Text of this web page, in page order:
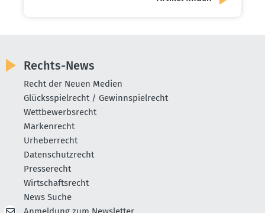
Rechts-News
Recht der Neuen Medien
Glücksspielrecht / Gewinnspielrecht
Wettbewerbsrecht
Markenrecht
Urheberrecht
Datenschutzrecht
Presserecht
Wirtschaftsrecht
News Suche